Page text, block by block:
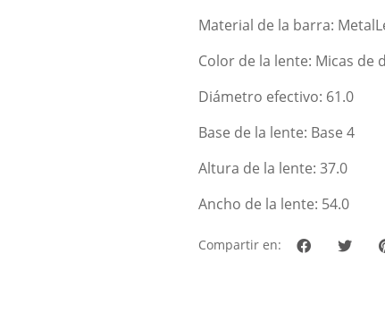
Material de la barra:
Color de la lente: Micas de
Diámetro efectivo: 61.0
Base de la lente: Base 4
Altura de la lente: 37.0
Ancho de la lente: 54.0
Compartir en: